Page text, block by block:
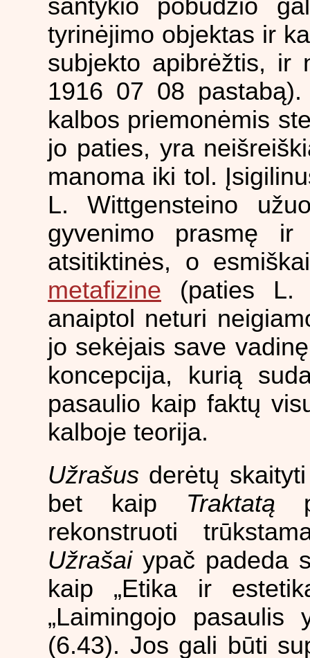
santykio pobūdžio
tyrinėjimo objektas ir
subjekto apibrėžtis, ir
1916 07 08
kalbos priemonėmis
jo paties, yra
manoma iki tol.
L. Wittgensteino
gyvenimo prasmę
atsitiktinės, o
metafizine (paties L.
anaiptol neturi
jo sekėjais save
koncepcija, kurią
pasaulio kaip faktų
kalboje teorija.
Užrašus derėtų
bet kaip Traktatą
rekonstruoti
Užrašaiypač padeda
kaip „Etika ir
„Laimingojo pasaulis
(6.43). Jos gali būti